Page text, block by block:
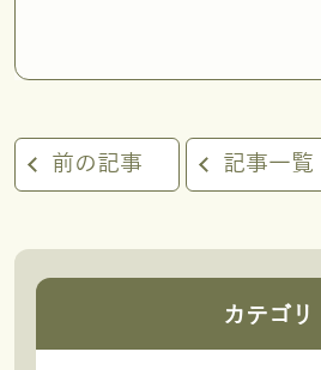
前の記事 記事一覧
カテゴリ